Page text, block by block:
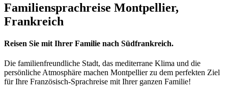
Familiensprachreise Montpellier,
Frankreich
Reisen Sie mit Ihrer Familie nach Südfrankreich.
Die familienfreundliche Stadt, das mediterrane Klima und die
persönliche Atmosphäre machen Montpellier zu dem perfekten Ziel
für Ihre Französisch-Sprachreise mit Ihrer ganzen Familie!